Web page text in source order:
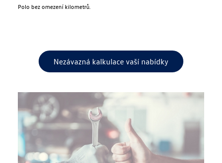
Polo bez omezení kilometrů.
Nezávazná kalkulace vaší nabídky